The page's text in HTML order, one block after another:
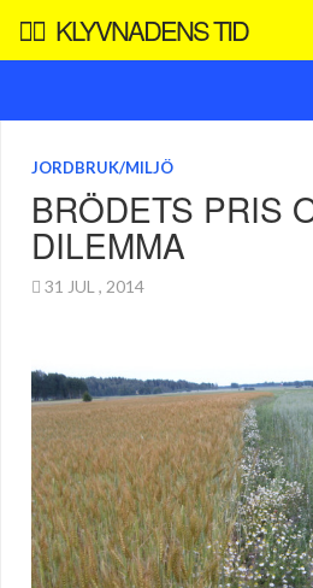
KLYVNADENS TID
JORDBRUK/MILJÖ
BRÖDETS PRIS
DILEMMA
31 JUL , 2014